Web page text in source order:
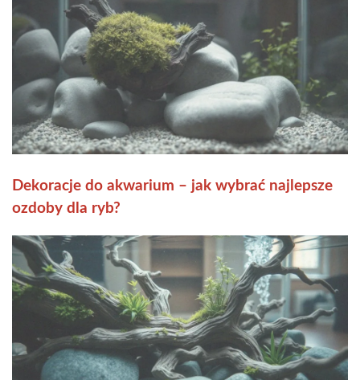
Dekoracje do akwarium – jak wybrać najlepsze
ozdoby dla ryb?